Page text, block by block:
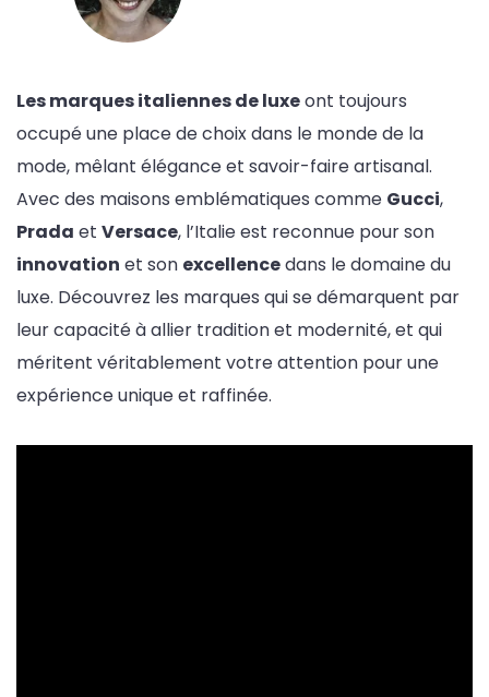
Les marques italiennes de luxeont toujours
occupé une place de choix dans le monde de la
mode, mêlant élégance et savoir-faire artisanal.
Avec des maisons emblématiques comme Gucci,
Prada et Versace, l’Italie est reconnue pour son
innovation et son excellencedans le domaine du
luxe. Découvrez les marques qui se démarquent par
leur capacité à allier tradition et modernité, et qui
méritent véritablement votre attention pour une
expérience unique et raffinée.